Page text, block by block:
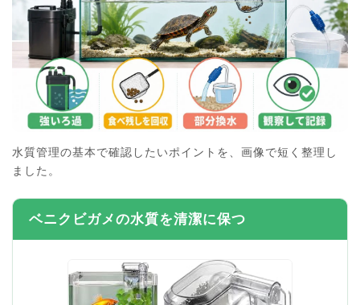
水質管理の基本で確認したいポイントを、画像で短く整理し
ました。
ベニクビガメの水質を清潔に保つ